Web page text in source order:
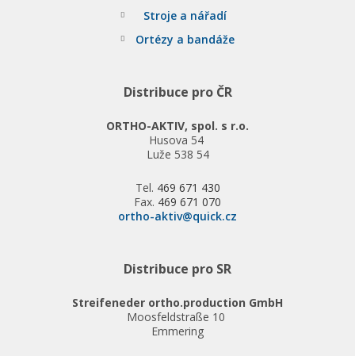
Stroje a nářadí
Ortézy a bandáže
Distribuce pro ČR
ORTHO-AKTIV, spol. s r.o.
Husova 54
Luže 538 54
Tel. 469 671 430
Fax. 469 671 070
ortho-aktiv@quick.cz
Distribuce pro SR
Streifeneder ortho.production GmbH
Moosfeldstraße 10
Emmering